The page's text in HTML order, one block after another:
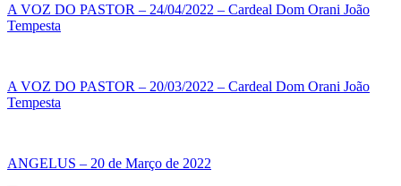
A VOZ DO PASTOR – 24/04/2022 – Cardeal Dom Orani João
Tempesta
A VOZ DO PASTOR – 20/03/2022 – Cardeal Dom Orani João
Tempesta
ANGELUS – 20 de Março de 2022